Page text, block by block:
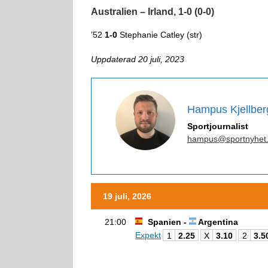
Australien – Irland, 1-0 (0-0)
’52 1-0 Stephanie Catley (str)
Uppdaterad 20 juli, 2023
Hampus
Sportjournalist
19 juli, 2026
21:00 Spanien -
Argentina
Expekt
1 2.25 X 3.10 2